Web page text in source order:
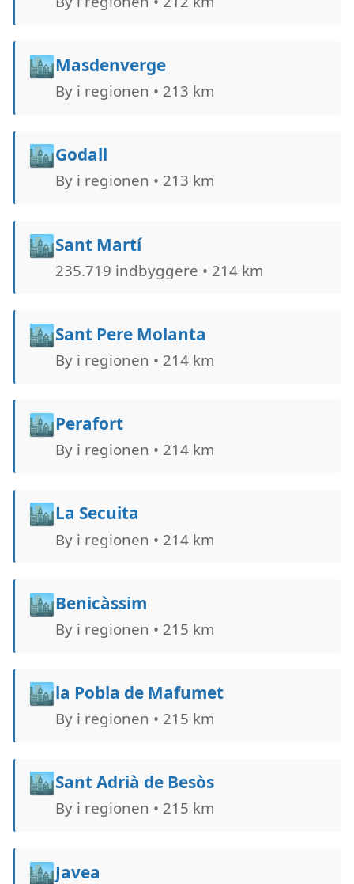
🏙️Masdenverge
By i regionen • 213 km
🏙️Godall
By i regionen • 213 km
🏙️Sant Martí
235.719 indbyggere • 214 km
🏙️Sant Pere Molanta
By i regionen • 214 km
🏙️Perafort
By i regionen • 214 km
🏙️La Secuita
By i regionen • 214 km
🏙️Benicàssim
By i regionen • 215 km
🏙️la Pobla de Mafumet
By i regionen • 215 km
🏙️Sant Adrià de Besòs
By i regionen • 215 km
🏙️Javea